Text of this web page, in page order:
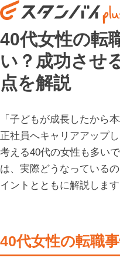
40代女性の転
い？成功させ
点を解説
「子どもが成長したから
正社員へキャリアアップ
考える40代の女性も多い
は、実際どうなっている
イントとともに解説します
40代女性の転職